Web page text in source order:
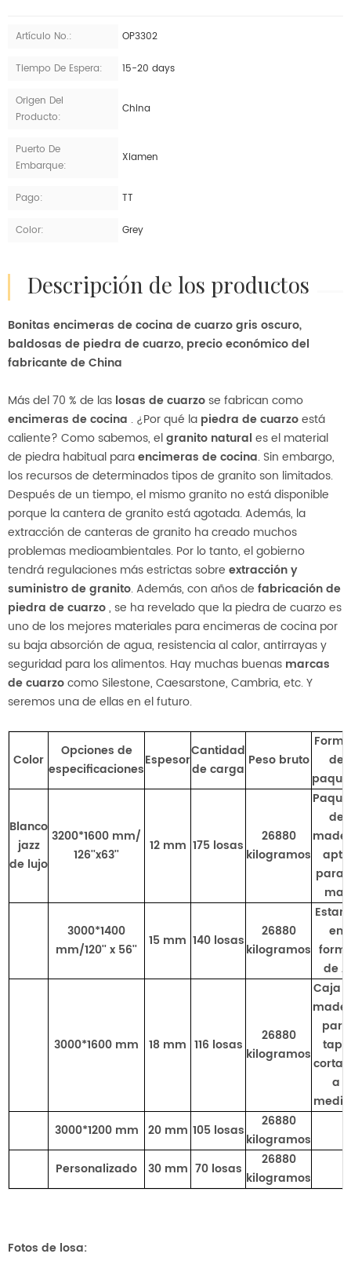
Artículo No.: OP3302
Tiempo De Espera: 15-20 days
Origen Del
Producto:
China
Puerto De
Embarque:
Xiamen
Pago: TT
Color: Grey
descripción de los productos
Bonitas encimeras de cocina de cuarzo gris oscuro,
baldosas de piedra de cuarzo, precio económico del
fabricante de China
Más del 70 % de las losas de cuarzose fabrican como
encimeras de cocina . ¿Por qué la piedra de cuarzoestá
caliente? Como sabemos, elgranito natural es el material
de piedra habitual paraencimeras de cocina. Sin embargo,
los recursos de determinados tipos de granito son limitados.
Después de un tiempo, el mismo granito no está disponible
porque la cantera de granito está agotada. Además, la
extracción de canteras de granito ha creado muchos
problemas medioambientales. Por lo tanto, el gobierno
tendrá regulaciones más estrictas sobre extracción y
suministro de granito. Además, con años de fabricación de
piedra de cuarzo, se ha revelado que la piedra de cuarzo es
uno de los mejores materiales para encimeras de cocina por
su baja absorción de agua, resistencia al calor, antirrayas y
seguridad para los alimentos. Hay muchas buenas marcas
de cuarzocomo Silestone, Caesarstone, Cambria, etc. Y
seremos una de ellas en el futuro.
Color
Opciones de
especificaciones
Espesor
Cantidad
de carga
Peso bruto
de
Blanco
jazz
de lujo
3200*1600 mm/
126''x63''
12 mm 175 losas
26880
kilogramos
de
apto
para
mar
3000*1400
mm/120'' x 56''
15 mm 140 losas
26880
kilogramos
en
de A
3000*1600 mm 18 mm 116 losas
26880
kilogramos
Caja
para
tapa
a
3000*1200 mm 20 mm 105 losas
26880
kilogramos
Personalizado
30 mm 70 losas
26880
kilogramos
Fotos de losa: